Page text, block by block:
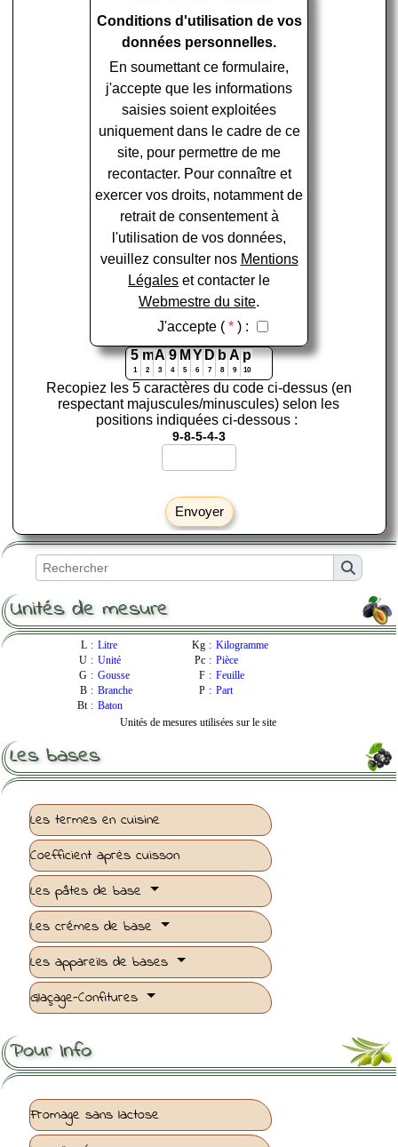
Unités de mesure
L : Litre Kg : Kilogramme
U : Unité Pc : Pièce
G : Gousse F : Feuille
B : Branche P : Part
Bt : Baton
Unités de mesures utilisées sur le site
Les bases
Les termes en cuisine
Coefficient après cuisson
Les pâtes de base
Les crémes de base
Les appareils de bases
Glaçage-Confitures
Pour Info
Fromage sans lactose
Conditions d'utilisation de vos
données personnelles.
En soumettant ce formulaire,
j'accepte que les informations
saisies soient exploitées
uniquement dans le cadre de ce
site, pour permettre de me
recontacter. Pour connaître et
exercer vos droits, notamment de
retrait de consentement à
l'utilisation de vos données,
veuillez consulter nos Mentions
Légales et contacter le
Webmestre du site.
J'accepte (* ) :
5
1
m
2
A
3
9
4
M
5
Y
6
D
7
b
8
A
9
p
10
Recopiez les 5 caractères du code ci-dessus (en
respectant majuscules/minuscules) selon les
positions indiquées ci-dessous :
9-8-5-4-3
Envoyer